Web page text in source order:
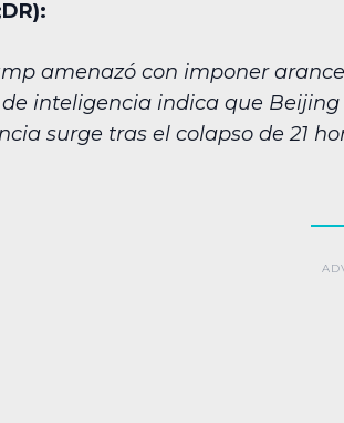
amenazó con imponer
inteligencia indica que
surge tras el colapso de 21